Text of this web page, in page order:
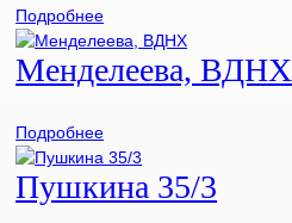
Подробнее
Менделеева, ВДНХ
Подробнее
Пушкина 35/3